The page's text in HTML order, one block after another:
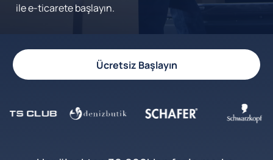
ile e-ticarete başlayın.
Ücretsiz Başlayın